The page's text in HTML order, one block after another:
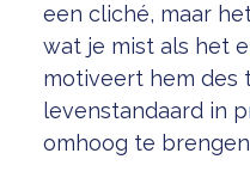
een cliché, maar
wat je mist als het
motiveert hem des
levenstandaard in
omhoog te